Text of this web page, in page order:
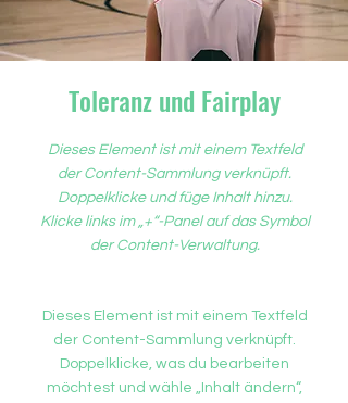
Toleranz und Fairplay
Dieses Element ist mit einem Textfeld
der Content-Sammlung verknüpft.
Doppelklicke und füge Inhalt hinzu.
Klicke links im „+“-Panel auf das Symbol
der Content-Verwaltung.
Dieses Element ist mit einem Textfeld
der Content-Sammlung verknüpft.
Doppelklicke, was du bearbeiten
möchtest und wähle „Inhalt ändern“,